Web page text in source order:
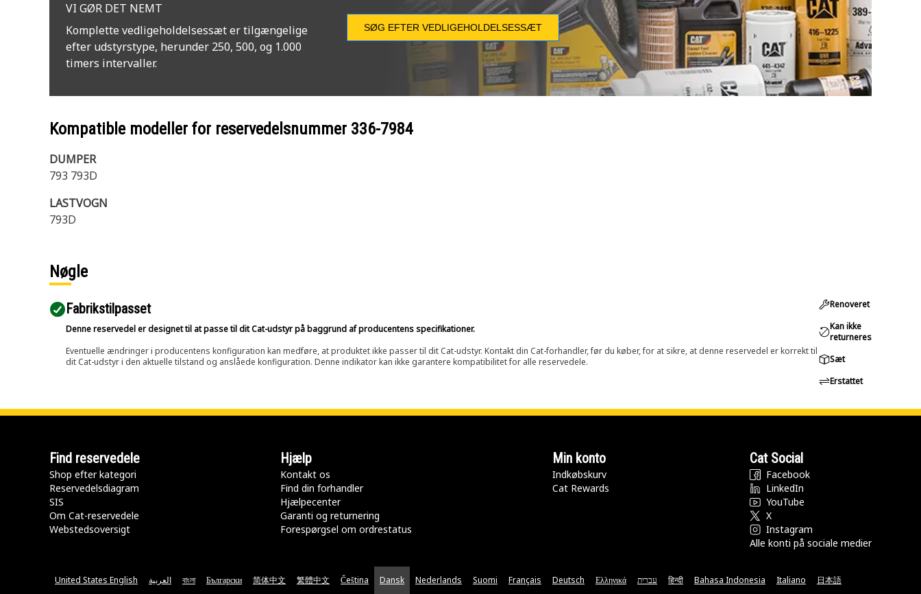
VI GØR DET NEMT
Komplette vedligeholdelsessæt er tilgængelige
efter udstyrstype, herunder 250, 500, og 1.000
timers intervaller.
SØG EFTER VEDLIGEHOLDELSESSÆT
Kompatible modeller for reservedelsnummer 336-7984
DUMPER
793 793D
LASTVOGN
793D
Nøgle
Fabrikstilpasset
Denne reservedel er designet til at passe til dit Cat-udstyr på baggrund af producentens specifikationer.
Eventuelle ændringer i producentens konfiguration kan medføre, at produktet ikke passer til dit Cat-udstyr. Kontakt din Cat-forhandler, før du køber, for at sikre, at denne reservedel er korrekt til
dit Cat-udstyr i den aktuelle tilstand og anslåede konfiguration. Denne indikator kan ikke garantere kompatibilitet for alle reservedele.
Renoveret
Kan ikke
returneres
Sæt
Erstattet
Find reservedele
Shop efter kategori
Reservedelsdiagram
SIS
Om Cat-reservedele
Webstedsoversigt
Hjælp
Kontakt os
Find din forhandler
Hjælpecenter
Garanti og returnering
Forespørgsel om ordrestatus
Min konto
Indkøbskurv
Cat Rewards
Cat Social
Facebook
LinkedIn
YouTube
X
Instagram
Alle konti på sociale medier
United States English العربية বাংলা Български 简体中文 繁體中文 Čeština Dansk Nederlands Suomi Français Deutsch Ελληνικά עברית हिन्दी Bahasa Indonesia Italiano 日本語